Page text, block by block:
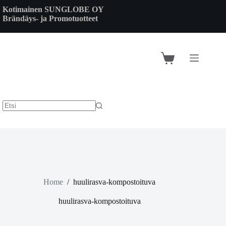
to
content
Kotimainen SUNGLOBE OY
Brändäys- ja Promotuotteet
Shopping
Home / huulirasva-kompostoituva
huulirasva-kompostoituva